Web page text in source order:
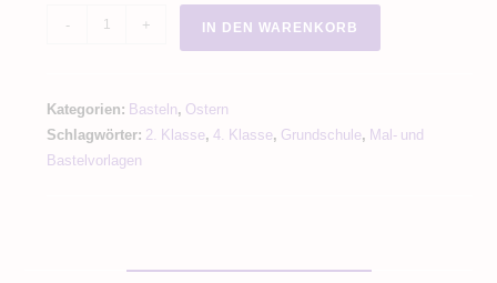
Osternest
Osterbox
Geschenk
Menge
- + IN DEN WARENKORB
Kategorien: Basteln, Ostern
Schlagwörter: 2. Klasse,4. Klasse, Grundschule, Mal- und
Bastelvorlagen